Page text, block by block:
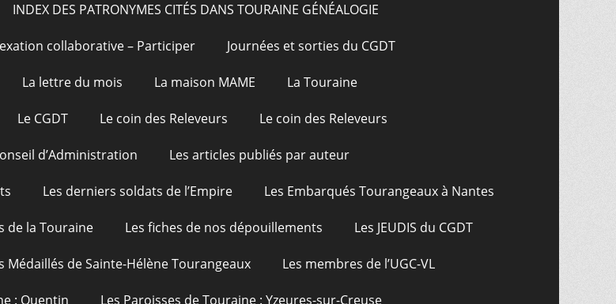
INDEX DES PATRONYMES CITÉS DANS TOURAINE GÉNÉALOGIE
collaborative – Participer Journées et sorties du CGDT
La lettre du mois La maison MAME La Touraine
Le CGDT Le coin des Releveurs Le coin des Releveurs
d’Administration Les articles publiés par auteur
Les derniers soldats de l’Empire Les Embarqués Tourangeaux à Nantes
de la Touraine Les fiches de nos dépouillements Les JEUDIS du CGDT
Médaillés de Sainte-Hélène Tourangeaux Les membres de l’UGC-VL
: Quentin Les Paroisses de Touraine : Yzeures-sur-Creuse